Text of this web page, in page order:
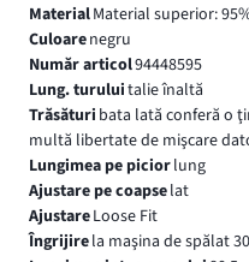
MaterialMaterial superior:
Culoarenegru
Număr articol94448595
Lung. turuluitalie înaltă
Trăsături bata lată conferă o
multă libertate de mişcare
Lungimea pe piciorlung
Ajustare pe coapselat
AjustareLoose Fit
Îngrijirela maşina de spălat